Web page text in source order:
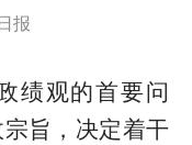
报
绩观的首要问
旨，决定着干